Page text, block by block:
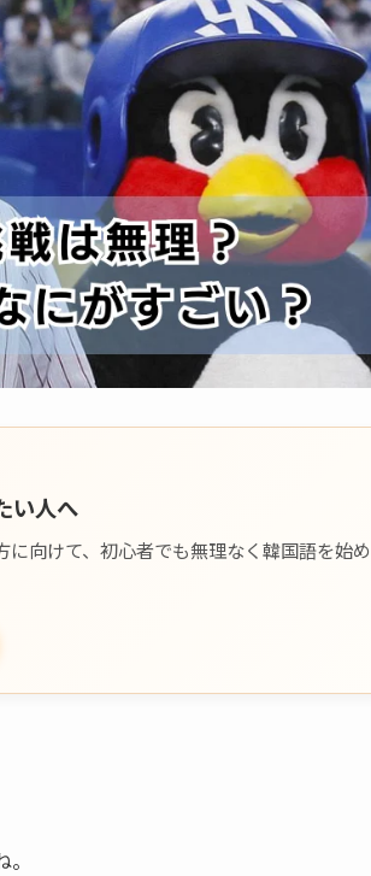
い人へ
向けて、初心者でも無理なく韓国語を始め